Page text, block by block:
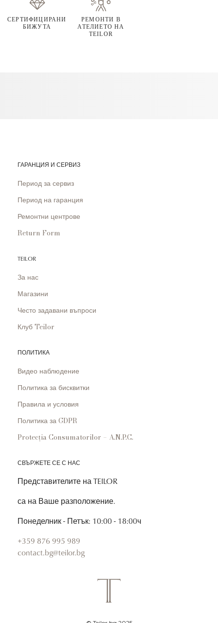
СЕРТИФИЦИРАНИ
БИЖУТА
РЕМОНТИ В
АТЕЛИЕТО НА
TEILOR
ГАРАНЦИЯ И СЕРВИЗ
Период за сервиз
Период на гаранция
Ремонтни центрове
Return Form
TEILOR
За нас
Магазини
Често задавани въпроси
Клуб Teilor
ПОЛИТИКА
Видео наблюдение
Политика за бисквитки
Правила и условия
Политика за GDPR
Protecția Consumatorilor – A.N.P.C.
СВЪРЖЕТЕ СЕ С НАС
Представителите на TEILOR
са на Ваше разположение.
Понеделник - Петък: 10:00 - 18:00ч
+359 876 995 989
contact.bg@teilor.bg